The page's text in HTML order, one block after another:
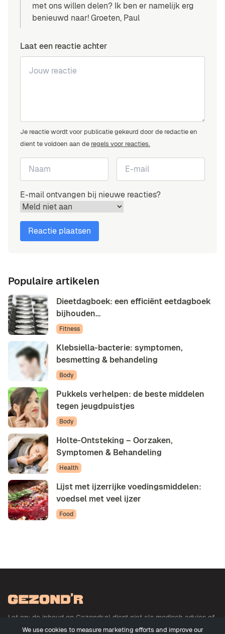
met ons willen delen? Ik ben er namelijk erg
benieuwd naar! Groeten, Paul
Laat een reactie achter
Je reactie wordt voor publicatie gekeurd door de redactie en
dient te voldoen aan de regels voor reacties.
E-mail ontvangen bij nieuwe reacties?
Populaire artikelen
Dieetdagboek: een efficiënt eetdagboek
bijhouden…
Fitness
Klebsiella-bacterie: symptomen,
besmetting & behandeling
Body
Pukkels verhelpen: de beste middelen
tegen jeugdpuistjes
Body
Holte-Ontsteking – Oorzaken,
Symptomen & Behandeling
Health
Lijst met ijzerrijke voedingsmiddelen:
voedsel met veel ijzer
Food
Let op: de inhoud op Gezondr.nl dient niet als medisch advies of
basis voor medisch advies en betreft geen uitoefening der
We use cookies to measure marketing efforts and improve our